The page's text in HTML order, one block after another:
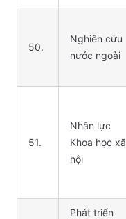
50.
Nghiên cứu
nước ngoài
51.
Nhân lực
Khoa học xã
hội
Phát triển